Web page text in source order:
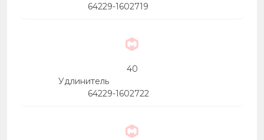
64229-1602719
40
Удлинитель
64229-1602722